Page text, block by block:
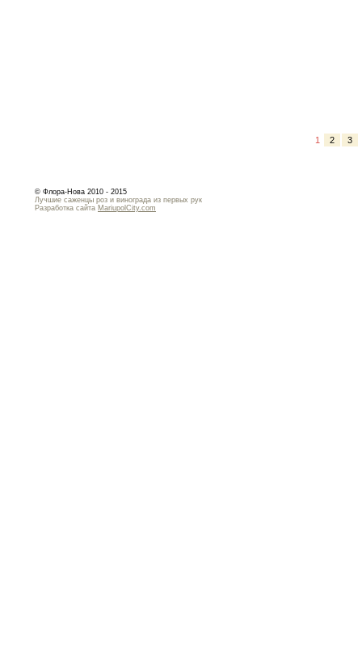
1 2 3
© Флора-Нова 2010 - 2015
Лучшие саженцы роз и винограда из первых рук
Разработка сайта MariupolCity.com